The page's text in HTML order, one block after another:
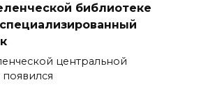
библиотеке
центральной